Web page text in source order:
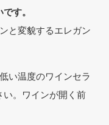
す。
と変貌するエレガン
い温度のワインセラ
い。ワインが開く前